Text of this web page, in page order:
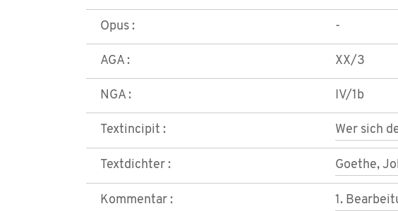
Opus : -
AGA : XX/3
NGA : IV/1b
Textincipit : Wer sich
Textdichter : Goethe,
Kommentar : 1.